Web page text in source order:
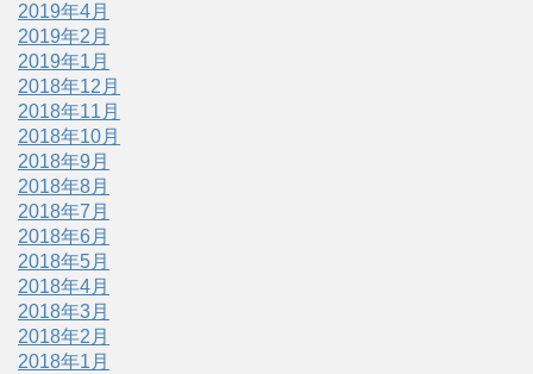
2019年4月
2019年2月
2019年1月
2018年12月
2018年11月
2018年10月
2018年9月
2018年8月
2018年7月
2018年6月
2018年5月
2018年4月
2018年3月
2018年2月
2018年1月